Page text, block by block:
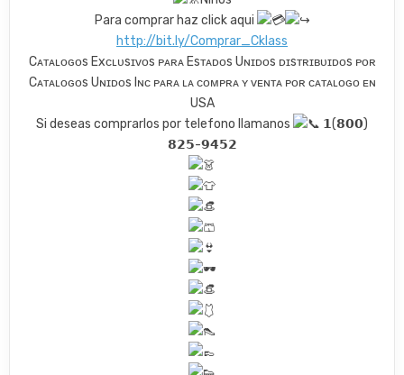
Para comprar haz click aqui
http://bit.ly/Comprar_Cklass
Cᴀᴛᴀʟᴏɢᴏs Exᴄʟᴜsɪᴠᴏs ᴘᴀʀᴀ Esᴛᴀᴅᴏs Uɴɪᴅᴏs ᴅɪsᴛʀɪʙᴜɪᴅᴏs ᴘᴏʀ
Cᴀᴛᴀʟᴏɢᴏs Uɴɪᴅᴏs Iɴᴄ ᴘᴀʀᴀ ʟᴀ ᴄᴏᴍᴘʀᴀ ʏ ᴠᴇɴᴛᴀ ᴘᴏʀ ᴄᴀᴛᴀʟᴏɢᴏ ᴇɴ
USA
Si deseas comprarlos por telefono llamanos
𝟭(𝟴𝟬𝟬)
𝟴𝟮𝟱-𝟵𝟰𝟱𝟮